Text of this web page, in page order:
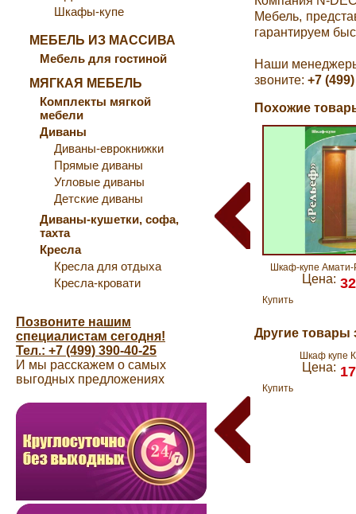
Шкафы-купе
МЕБЕЛЬ ИЗ МАССИВА
Мебель для гостиной
МЯГКАЯ МЕБЕЛЬ
Комплекты мягкой
мебели
Диваны
Диваны-еврокнижки
Прямые диваны
Угловые диваны
Детские диваны
Диваны-кушетки, софа,
тахта
Кресла
Кресла для отдыха
Кресла-кровати
Позвоните нашим
специалистам сегодня!
Тел.: +7 (499) 390-40-25
И мы расскажем о самых
выгодных предложениях
Мебель,
гарантируем
Наши
звоните: +7
Похожие
Шкаф-купе
Цена:
Купить
Другие товары
Шкаф купе
Цена:
Купить